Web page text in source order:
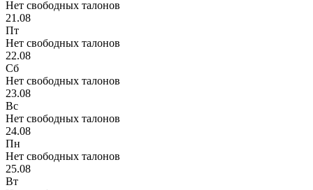
Нет свободных талонов
21.08
Пт
Нет свободных талонов
22.08
Сб
Нет свободных талонов
23.08
Вс
Нет свободных талонов
24.08
Пн
Нет свободных талонов
25.08
Вт